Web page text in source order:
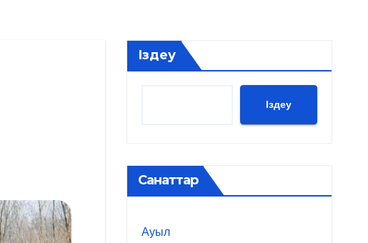
Іздеу
Іздеу
Санаттар
Ауыл